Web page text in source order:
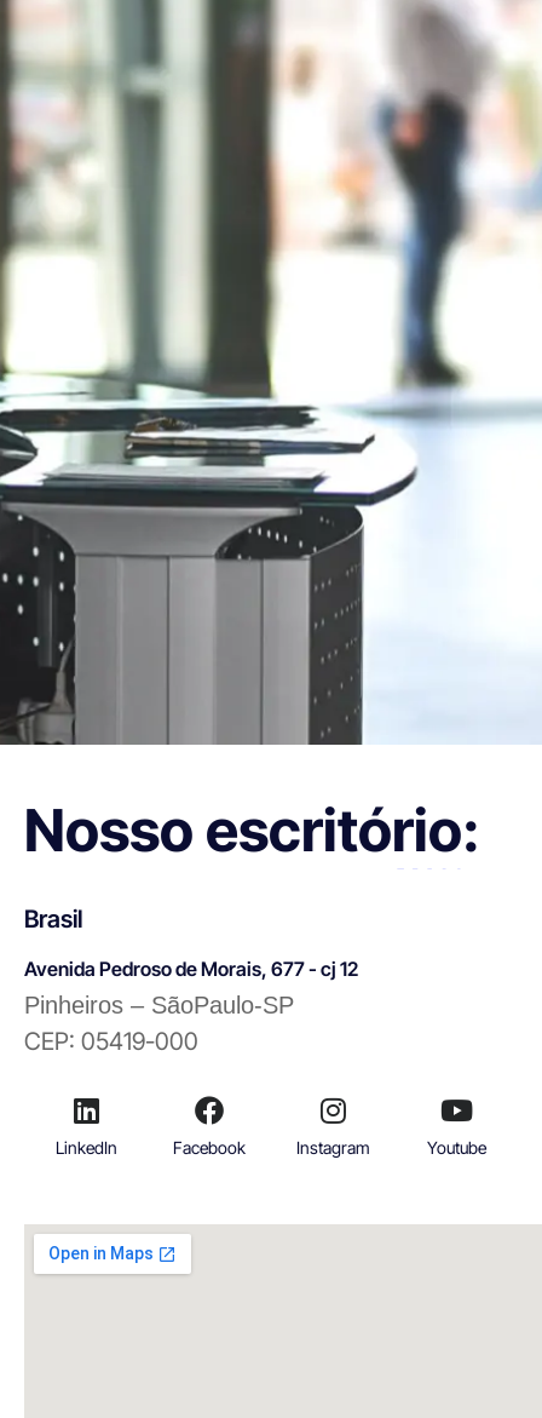
Nosso escritório:
Brasil
Avenida Pedroso de Morais, 677 - cj 12
Pinheiros – SãoPaulo-SP
CEP: 05419-000
LinkedIn Facebook Instagram Youtube